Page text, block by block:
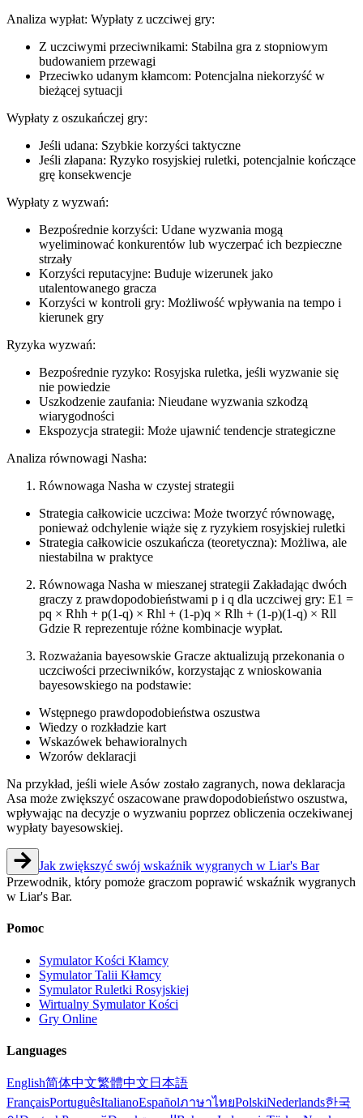
Analiza wypłat: Wypłaty z uczciwej gry:
Z uczciwymi przeciwnikami: Stabilna gra z stopniowym
budowaniem przewagi
Przeciwko udanym kłamcom: Potencjalna niekorzyść w
bieżącej sytuacji
Wypłaty z oszukańczej gry:
Jeśli udana: Szybkie korzyści taktyczne
Jeśli złapana: Ryzyko rosyjskiej ruletki, potencjalnie kończące
grę konsekwencje
Wypłaty z wyzwań:
Bezpośrednie korzyści: Udane wyzwania mogą
wyeliminować konkurentów lub wyczerpać ich bezpieczne
strzały
Korzyści reputacyjne: Buduje wizerunek jako
utalentowanego gracza
Korzyści w kontroli gry: Możliwość wpływania na tempo i
kierunek gry
Ryzyka wyzwań:
Bezpośrednie ryzyko: Rosyjska ruletka, jeśli wyzwanie się
nie powiedzie
Uszkodzenie zaufania: Nieudane wyzwania szkodzą
wiarygodności
Ekspozycja strategii: Może ujawnić tendencje strategiczne
Analiza równowagi Nasha:
Równowaga Nasha w czystej strategii
Strategia całkowicie uczciwa: Może tworzyć równowagę,
ponieważ odchylenie wiąże się z ryzykiem rosyjskiej ruletki
Strategia całkowicie oszukańcza (teoretyczna): Możliwa, ale
niestabilna w praktyce
Równowaga Nasha w mieszanej strategii Zakładając dwóch
graczy z prawdopodobieństwami p i q dla uczciwej gry: E1 =
pq × Rhh + p(1-q) × Rhl + (1-p)q × Rlh + (1-p)(1-q) × Rll
Gdzie R reprezentuje różne kombinacje wypłat.
Rozważania bayesowskie Gracze aktualizują przekonania o
uczciwości przeciwników, korzystając z wnioskowania
bayesowskiego na podstawie:
Wstępnego prawdopodobieństwa oszustwa
Wiedzy o rozkładzie kart
Wskazówek behawioralnych
Wzorów deklaracji
Na przykład, jeśli wiele Asów zostało zagranych, nowa deklaracja
Asa może zwiększyć oszacowane prawdopodobieństwo oszustwa,
wpływając na decyzje o wyzwaniu poprzez obliczenia oczekiwanej
wypłaty bayesowskiej.
Jak zwiększyć swój wskaźnik wygranych w Liar's Bar
Przewodnik, który pomoże graczom poprawić wskaźnik wygranych
w Liar's Bar.
Pomoc
Symulator Kości Kłamcy
Symulator Talii Kłamcy
Symulator Ruletki Rosyjskiej
Wirtualny Symulator Kości
Gry Online
Languages
English简体中文繁體中文 日本語
FrançaisPortuguêsItalianoEspañolภาษาไทยPolskiNederlands한국